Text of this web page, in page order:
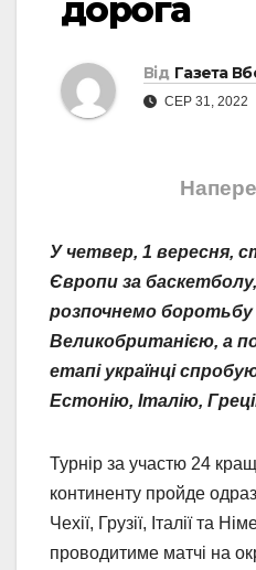
дорога
Від Газета
СЕР 31, 2022
У четвер, 1 вересня,
Європи за
розпочнемо
Великобританією, а
етапі українці
Естонію, Італію,
Турнір за участю 24
континенту пройде
Чехії, Грузії, Італії та
проводитиме матчі на